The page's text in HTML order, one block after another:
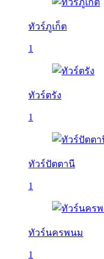
ทัวร์ภูเก็ต
1
ทัวร์ตรัง
1
ทัวร์ปัตตานี
1
ทัวร์นครพนม
1